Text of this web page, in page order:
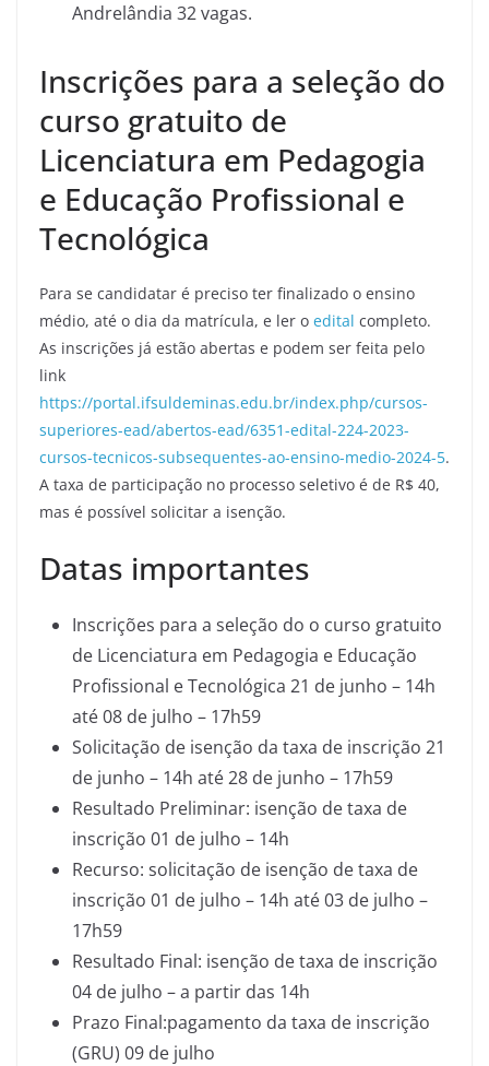
Andrelândia 32 vagas.
Inscrições para a seleção do
curso gratuito de
Licenciatura em Pedagogia
e Educação Profissional e
Tecnológica
Para se candidatar é preciso ter finalizado o ensino
médio, até o dia da matrícula, e ler o edital completo.
As inscrições já estão abertas e podem ser feita pelo
link
https://portal.ifsuldeminas.edu.br/index.php/cursos-
superiores-ead/abertos-ead/6351-edital-224-2023-
cursos-tecnicos-subsequentes-ao-ensino-medio-2024-5.
A taxa de participação no processo seletivo é de R$ 40,
mas é possível solicitar a isenção.
Datas importantes
Inscrições para a seleção do o curso gratuito
de Licenciatura em Pedagogia e Educação
Profissional e Tecnológica 21 de junho – 14h
até 08 de julho – 17h59
Solicitação de isenção da taxa de inscrição 21
de junho – 14h até 28 de junho – 17h59
Resultado Preliminar: isenção de taxa de
inscrição 01 de julho – 14h
Recurso: solicitação de isenção de taxa de
inscrição 01 de julho – 14h até 03 de julho –
17h59
Resultado Final: isenção de taxa de inscrição
04 de julho – a partir das 14h
Prazo Final:pagamento da taxa de inscrição
(GRU) 09 de julho